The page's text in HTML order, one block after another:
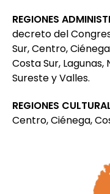
REGIONES
decreto del
Sur, Centro,
Costa Sur, Lagunas,
Sureste y Valles.
REGIONES
Centro, Ciénega,